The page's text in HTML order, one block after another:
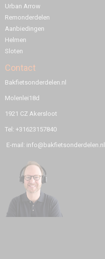
Urban Arrow
Remonderdelen
Aanbiedingen
Helmen
Sloten
Contact
Bakfietsonderdelen.nl
Molenlei18d
1921 CZ Akersloot
Tel: +31623157840
E-mail: info@bakfietsonderdelen.nl